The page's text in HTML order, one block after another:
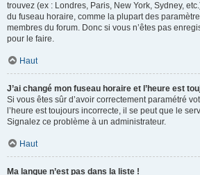
trouvez (ex : Londres, Paris, New York, Sydney,
du fuseau horaire, comme la plupart des
membres du forum. Donc si vous n’êtes pas
pour le faire.
Haut
J’ai changé mon fuseau horaire et l’heure est
Si vous êtes sûr d’avoir correctement paramétré
l’heure est toujours incorrecte, il se peut que le
Signalez ce problème à un administrateur.
Haut
Ma langue n’est pas dans la liste !